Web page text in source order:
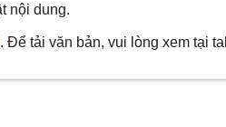
nội dung.
. Để tải văn bản, vui lòng xem tại